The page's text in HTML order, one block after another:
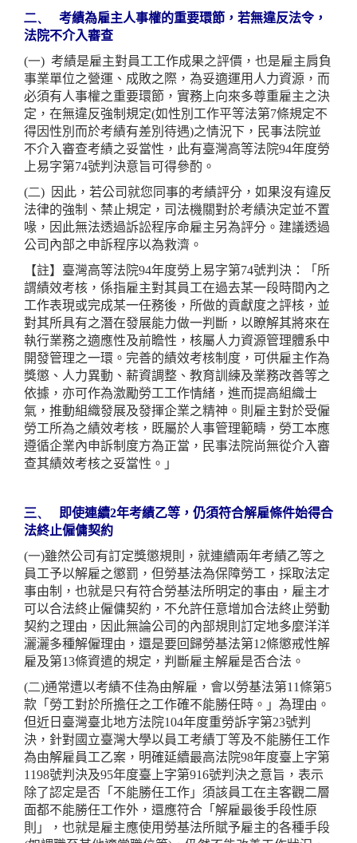
二、 考績為雇主人事權的重要環節，若無違反法令，
法院不介入審查
(一) 考績是雇主對員工工作成果之評價，也是雇主肩負
事業單位之營運、成敗之際，為妥適運用人力資源，而
必須有人事權之重要環節，實務上向來多尊重雇主之決
定，在無違反強制規定(如性別工作平等法第7條規定不
得因性別而於考績有差別待遇)之情況下，民事法院並
不介入審查考績之妥當性，此有臺灣高等法院94年度勞
上易字第74號判決意旨可得參酌。
(二)
因此，若公司就您同事的考績評分，如果沒有違反
法律的強制、禁止規定，司法機關對於考績決定並不置
喙，因此無法透過訴訟程序命雇主另為評分。建議透過
公司內部之申訴程序以為救濟。
【註】臺灣高等法院94年度勞上易字第74號判決：「所
謂績效考核，係指雇主對其員工在過去某一段時間內之
工作表現或完成某一任務後，所做的貢獻度之評核，並
對其所具有之潛在發展能力做一判斷，以瞭解其將來在
執行業務之適應性及前瞻性，核屬人力資源管理體系中
開發管理之一環。完善的績效考核制度，可供雇主作為
獎懲、人力異動、薪資調整、教育訓練及業務改善等之
依據，亦可作為激勵勞工工作情緒，進而提高組織士
氣，推動組織發展及發揮企業之精神。則雇主對於受僱
勞工所為之績效考核，既屬於人事管理範疇，勞工本應
遵循企業內申訴制度方為正當，民事法院尚無從介入審
查其績效考核之妥當性。」
三、
即使連續2年考績乙等，仍須符合解雇條件始得合
法終止僱傭契約
(一)雖然公司有訂定獎懲規則，就連續兩年考績乙等之
員工予以解雇之懲罰，但勞基法為保障勞工，採取法定
事由制，也就是只有符合勞基法所明定的事由，雇主才
可以合法終止僱傭契約，不允許任意增加合法終止勞動
契約之理由，因此無論公司的內部規則訂定地多麼洋洋
灑灑多種解僱理由，還是要回歸勞基法第12條懲戒性解
雇及第13條資遣的規定，判斷雇主解雇是否合法。
(二)通常遭以考績不佳為由解雇，會以勞基法第11條第5
款「勞工對於所擔任之工作確不能勝任時。」為理由。
但近日臺灣臺北地方法院104年度重勞訴字第23號判
決，針對國立臺灣大學以員工考績丁等及不能勝任工作
為由解雇員工乙案，明確延續最高法院98年度臺上字第
1198號判決及95年度臺上字第916號判決之意旨，表示
除了認定是否「不能勝任工作」須該員工在主客觀二層
面都不能勝任工作外，還應符合「解雇最後手段性原
則」，也就是雇主應使用勞基法所賦予雇主的各種手段